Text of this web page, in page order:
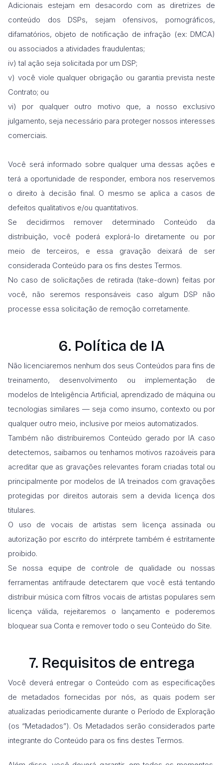
Adicionais estejam em desacordo com as diretrizes de
conteúdo dos DSPs, sejam ofensivos, pornográficos,
difamatórios, objeto de notificação de infração (ex: DMCA)
ou associados a atividades fraudulentas;
iv) tal ação seja solicitada por um DSP;
v) você viole qualquer obrigação ou garantia prevista neste
Contrato; ou
vi) por qualquer outro motivo que, a nosso exclusivo
julgamento, seja necessário para proteger nossos interesses
comerciais.
Você será informado sobre qualquer uma dessas ações e
terá a oportunidade de responder, embora nos reservemos
o direito à decisão final. O mesmo se aplica a casos de
defeitos qualitativos e/ou quantitativos.
Se decidirmos remover determinado Conteúdo da
distribuição, você poderá explorá-lo diretamente ou por
meio de terceiros, e essa gravação deixará de ser
considerada Conteúdo para os fins destes Termos.
No caso de solicitações de retirada (take-down) feitas por
você, não seremos responsáveis caso algum DSP não
processe essa solicitação de remoção corretamente.
6. Política de IA
Não licenciaremos nenhum dos seus Conteúdos para fins de
treinamento, desenvolvimento ou implementação de
modelos de Inteligência Artificial, aprendizado de máquina ou
tecnologias similares — seja como insumo, contexto ou por
qualquer outro meio, inclusive por meios automatizados.
Também não distribuiremos Conteúdo gerado por IA caso
detectemos, saibamos ou tenhamos motivos razoáveis para
acreditar que as gravações relevantes foram criadas total ou
principalmente por modelos de IA treinados com gravações
protegidas por direitos autorais sem a devida licença dos
titulares.
O uso de vocais de artistas sem licença assinada ou
autorização por escrito do intérprete também é estritamente
proibido.
Se nossa equipe de controle de qualidade ou nossas
ferramentas antifraude detectarem que você está tentando
distribuir música com filtros vocais de artistas populares sem
licença válida, rejeitaremos o lançamento e poderemos
bloquear sua Conta e remover todo o seu Conteúdo do Site.
7. Requisitos de entrega
Você deverá entregar o Conteúdo com as especificações
de metadados fornecidas por nós, as quais podem ser
atualizadas periodicamente durante o Período de Exploração
(os “Metadados”). Os Metadados serão considerados parte
integrante do Conteúdo para os fins destes Termos.